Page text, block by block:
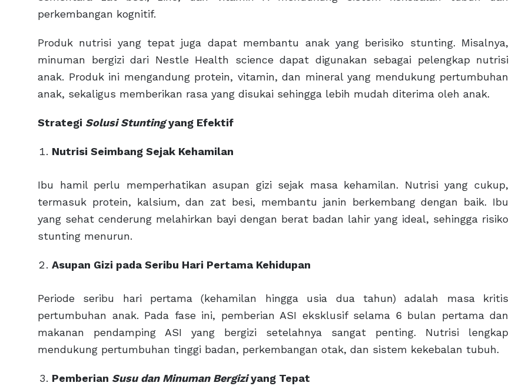
perkembangan kognitif.
Produk nutrisi yang tepat juga dapat membantu anak yang berisiko stunting. Misalnya,
minuman bergizi dari Nestle Health science dapat digunakan sebagai pelengkap nutrisi
anak. Produk ini mengandung protein, vitamin, dan mineral yang mendukung pertumbuhan
anak, sekaligus memberikan rasa yang disukai sehingga lebih mudah diterima oleh anak.
Strategi Solusi Stuntingyang Efektif
Nutrisi Seimbang Sejak Kehamilan
Ibu hamil perlu memperhatikan asupan gizi sejak masa kehamilan. Nutrisi yang cukup,
termasuk protein, kalsium, dan zat besi, membantu janin berkembang dengan baik. Ibu
yang sehat cenderung melahirkan bayi dengan berat badan lahir yang ideal, sehingga risiko
stunting menurun.
Asupan Gizi pada Seribu Hari Pertama Kehidupan
Periode seribu hari pertama (kehamilan hingga usia dua tahun) adalah masa kritis
pertumbuhan anak. Pada fase ini, pemberian ASI eksklusif selama 6 bulan pertama dan
makanan pendamping ASI yang bergizi setelahnya sangat penting. Nutrisi lengkap
mendukung pertumbuhan tinggi badan, perkembangan otak, dan sistem kekebalan tubuh.
Pemberian Susu dan Minuman Bergiziyang Tepat